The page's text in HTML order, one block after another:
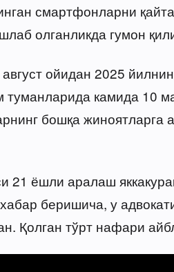
смартфонларни
олганликда гумон
ойидан 2025
камида 10
бошқа жиноятларга
21 ёшли аралаш
беришича, у
Қолган тўрт нафари